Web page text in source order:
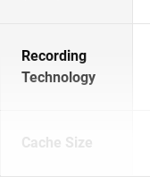
Recording
Technology
Cache Size